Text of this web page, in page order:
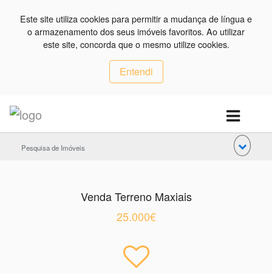
Este site utiliza cookies para permitir a mudança de língua e
o armazenamento dos seus imóveis favoritos. Ao utilizar
este site, concorda que o mesmo utilize cookies.
Entendi
Pesquisa de Imóveis
Venda Terreno Maxiais
25.000€